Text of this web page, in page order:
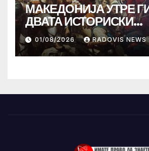
МАКЕДОНИЈА УТРЕ
ДВАТА ИСТОРИСКИ
ИЛИНДЕНА!
01/08/2026 RADOVIS NEWS